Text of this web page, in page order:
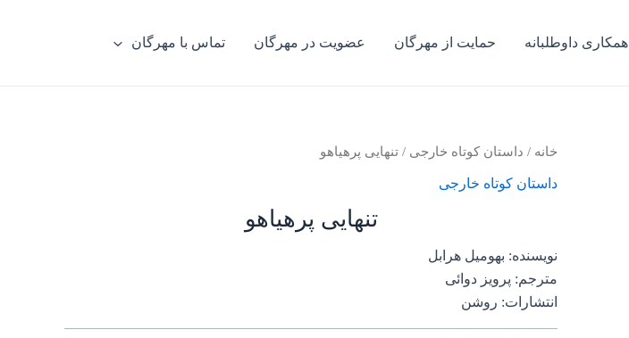
همکاری داوطلبانه حمایت از مهرگان عضویت در مهرگان تماس با مهرگان
خانه / داستان کوتاه خارجی / تنهایی پرهیاهو
داستان کوتاه خارجی
تنهایی پرهیاهو
نویسنده: بهومیل هرابل
مترجم: پرویز دوائی
انتشارات: روشن